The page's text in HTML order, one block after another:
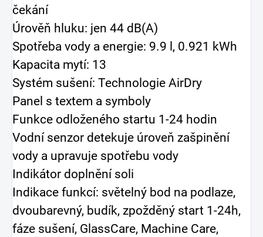
čekání
Úrověň hluku: jen 44 dB(A)
Spotřeba vody a energie: 9.9 l, 0.921 kWh
Kapacita mytí: 13
Systém sušení: Technologie AirDry
Panel s textem a symboly
Funkce odloženého startu 1-24 hodin
Vodní senzor detekuje úroveň zašpinění
vody a upravuje spotřebu vody
Indikátor doplnění soli
Indikace funkcí: světelný bod na podlaze,
dvoubarevný, budík, zpožděný start 1-24h,
fáze sušení, GlassCare, Machine Care,